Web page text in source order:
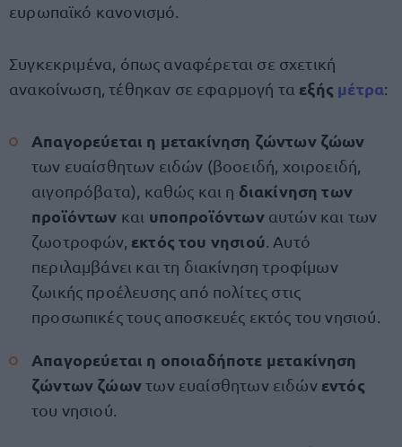
ευρωπαϊκό κανονισμό.
Συγκεκριμένα, όπως αναφέρεται σε σχετική
ανακοίνωση, τέθηκαν σε εφαρμογή τα εξής μέτρα:
Απαγορεύεται η μετακίνηση ζώντων ζώων
των ευαίσθητων ειδών (βοοειδή, χοιροειδή,
αιγοπρόβατα), καθώς και η διακίνηση των
προϊόντων και υποπροϊόντων αυτών και των
ζωοτροφών, εκτός του νησιού . Αυτό
περιλαμβάνει και τη διακίνηση τροφίμων
ζωικής προέλευσης από πολίτες στις
προσωπικές τους αποσκευές εκτός του νησιού.
Απαγορεύεται η οποιαδήποτε μετακίνηση
ζώντων ζώωντων ευαίσθητων ειδών εντός
του νησιού.